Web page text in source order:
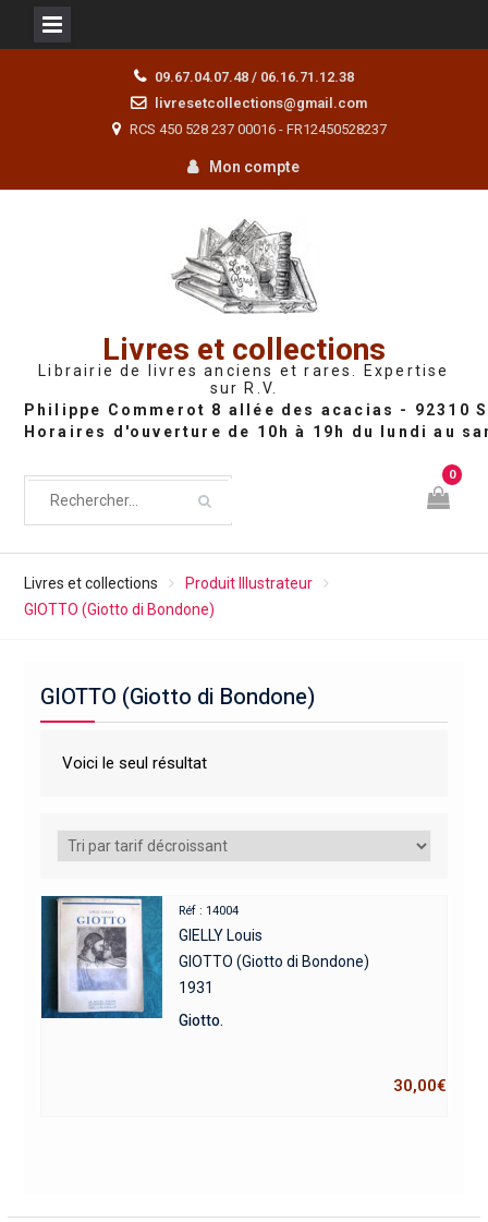
09.67.04.07.48 / 06.16.71.12.38
livresetcollections@gmail.com
RCS 450 528 237 00016 - FR12450528237
Mon compte
Livres et collections
Librairie de livres anciens et rares. Expertise
sur R.V.
0
Livres et collections
Produit Illustrateur
GIOTTO (Giotto di Bondone)
GIOTTO (Giotto di Bondone)
Voici le seul résultat
Réf : 14004
GIELLY Louis
GIOTTO (Giotto di Bondone)
1931
Giotto.
30,00€